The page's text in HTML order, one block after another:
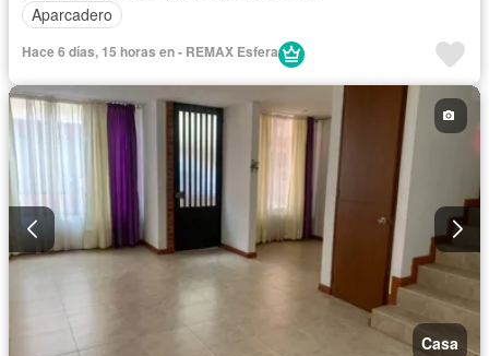
Aparcadero
Hace 6 días, 15 horas en - REMAX Esfera
Casa